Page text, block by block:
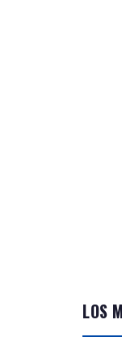
LOS